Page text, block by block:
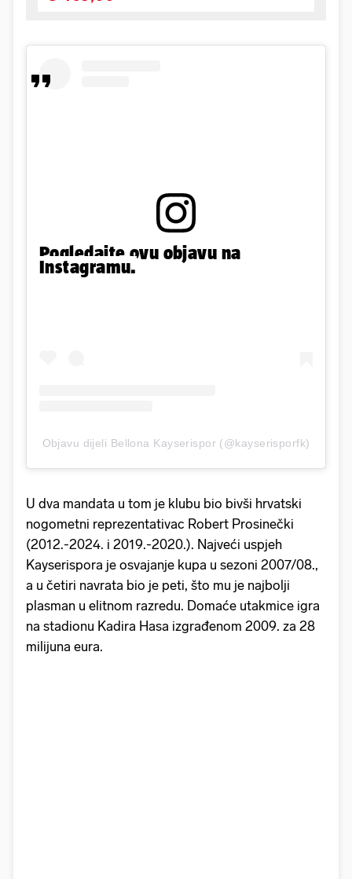
Pogledajte ovu objavu na
Instagramu.
Objavu dijeli Bellona Kayserispor (@kayserisporfk)
U dva mandata u tom je klubu bio bivši hrvatski
nogometni reprezentativac Robert Prosinečki
(2012.-2024. i 2019.-2020.). Najveći uspjeh
Kayserispora je osvajanje kupa u sezoni 2007/08.,
a u četiri navrata bio je peti, što mu je najbolji
plasman u elitnom razredu. Domaće utakmice igra
na stadionu Kadira Hasa izgrađenom 2009. za 28
milijuna eura.